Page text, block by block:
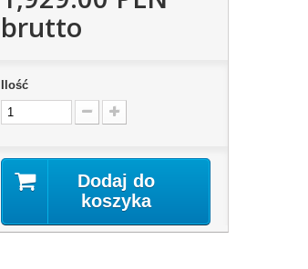
brutto
Ilość
Dodaj do
koszyka